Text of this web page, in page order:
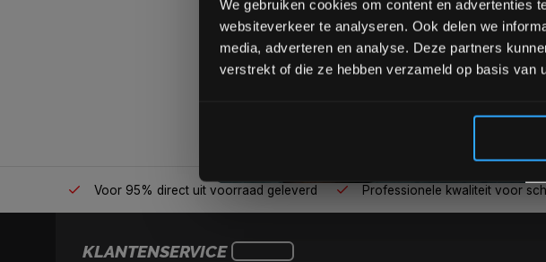
We gebruiken cookies om content en advertenties
websiteverkeer te analyseren. Ook delen we
media, adverteren en analyse. Deze partners
verstrekt of die ze hebben verzameld op basis van
Voor 95% direct uit voorraad geleverd Professionele kwaliteit voor
KLANTENSERVICE